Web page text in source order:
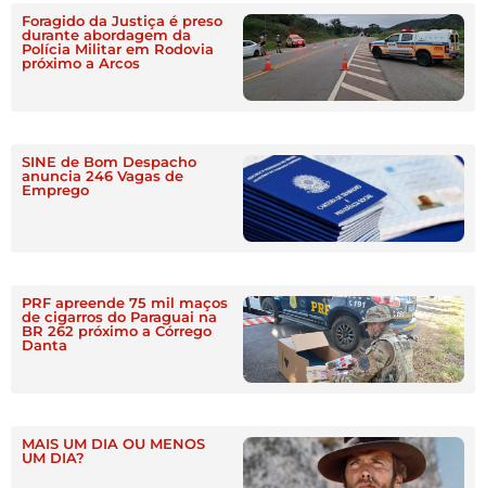
Foragido da Justiça é preso
durante abordagem da
Polícia Militar em Rodovia
próximo a Arcos
SINE de Bom Despacho
anuncia 246 Vagas de
Emprego
PRF apreende 75 mil maços
de cigarros do Paraguai na
BR 262 próximo a Córrego
Danta
MAIS UM DIA OU MENOS
UM DIA?